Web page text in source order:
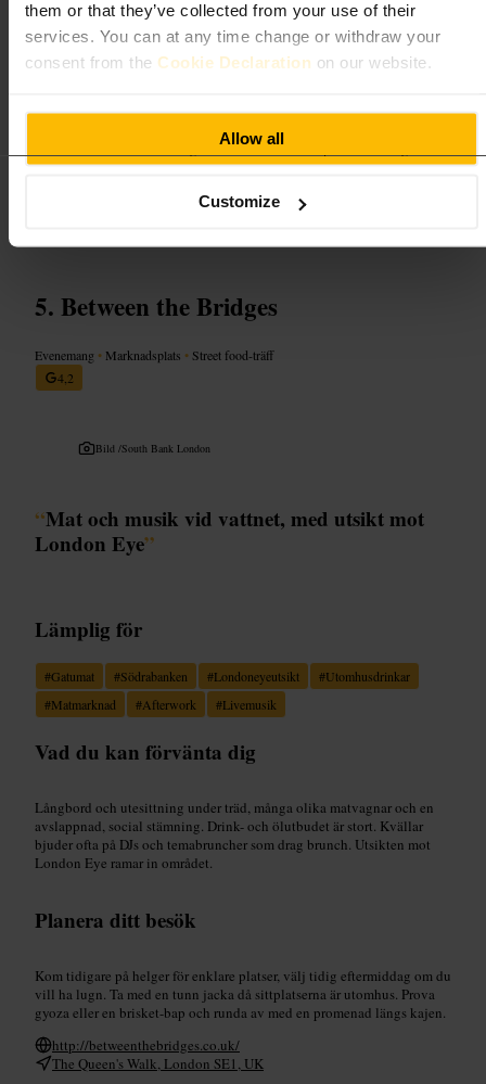
them or that they’ve collected from your use of their
services. You can at any time change or withdraw your
consent from the Cookie Declaration on our website.
Allow all
Customize
Planera ditt besök
Boka i förväg om ni kommer flera personer eller besöker under helg.
Säg till om ni vill sitta nära kanten för bästa utsikten. Klä dig i smart
casual om du vill känna dig bekväm bland kvällspubliken. Fråga
stället direkt om tillgänglighet och eventuella särskilda arrangemang.
https://www.circesrooftop.co.uk/?utm_campaign=gmb&utm_mediu
Between the Bridges
Evenemang • Marknadsplats • Street food-träff
4,2
Bild /South Bank London
“Mat och musik vid vattnet, med utsikt mot
London Eye”
Lämplig för
#Gatumat #Södrabanken #Londoneyeutsikt #Utomhusdrinkar
#Matmarknad #Afterwork #Livemusik
Vad du kan förvänta dig
Långbord och utesittning under träd, många olika matvagnar och en
avslappnad, social stämning. Drink- och ölutbudet är stort. Kvällar
bjuder ofta på DJs och temabruncher som drag brunch. Utsikten mot
London Eye ramar in området.
Planera ditt besök
Kom tidigare på helger för enklare platser, välj tidig eftermiddag om du
vill ha lugn. Ta med en tunn jacka då sittplatserna är utomhus. Prova
gyoza eller en brisket-bap och runda av med en promenad längs kajen.
http://betweenthebridges.co.uk/
The Queen's Walk, London SE1, UK